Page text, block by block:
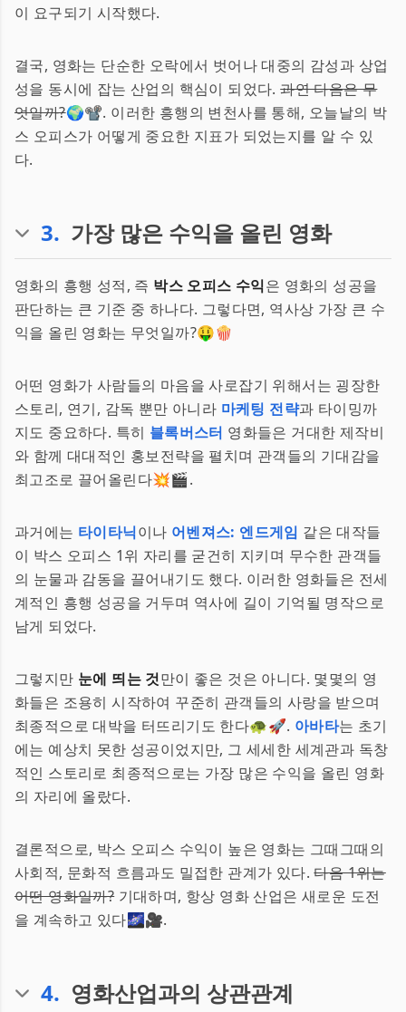
이 요구되기 시작했다.
결국, 영화는 단순한 오락에서 벗어나 대중의 감성과 상업
성을 동시에 잡는 산업의 핵심이 되었다.과연 다음은 무
엇일까?🌍📽️. 이러한 흥행의 변천사를 통해, 오늘날의 박
스 오피스가 어떻게 중요한 지표가 되었는지를 알 수 있
다.
3. 가장 많은 수익을 올린 영화
영화의 흥행 성적, 즉 박스 오피스 수익은 영화의 성공을
판단하는 큰 기준 중 하나다. 그렇다면, 역사상 가장 큰 수
익을 올린 영화는 무엇일까?🤑🍿
어떤 영화가 사람들의 마음을 사로잡기 위해서는 굉장한
스토리, 연기, 감독 뿐만 아니라 마케팅 전략과 타이밍까
지도 중요하다. 특히 블록버스터 영화들은 거대한 제작비
와 함께 대대적인 홍보전략을 펼치며 관객들의 기대감을
최고조로 끌어올린다💥🎬.
과거에는 타이타닉이나 어벤져스: 엔드게임 같은 대작들
이 박스 오피스 1위 자리를 굳건히 지키며 무수한 관객들
의 눈물과 감동을 끌어내기도 했다. 이러한 영화들은 전세
계적인 흥행 성공을 거두며 역사에 길이 기억될 명작으로
남게 되었다.
그렇지만 눈에 띄는 것만이 좋은 것은 아니다. 몇몇의 영
화들은 조용히 시작하여 꾸준히 관객들의 사랑을 받으며
최종적으로 대박을 터뜨리기도 한다🐢🚀. 아바타는 초기
에는 예상치 못한 성공이었지만, 그 세세한 세계관과 독창
적인 스토리로 최종적으로는 가장 많은 수익을 올린 영화
의 자리에 올랐다.
결론적으로, 박스 오피스 수익이 높은 영화는 그때그때의
사회적, 문화적 흐름과도 밀접한 관계가 있다.다음 1위는
어떤 영화일까?기대하며, 항상 영화 산업은 새로운 도전
을 계속하고 있다🌌🎥.
4. 영화산업과의 상관관계